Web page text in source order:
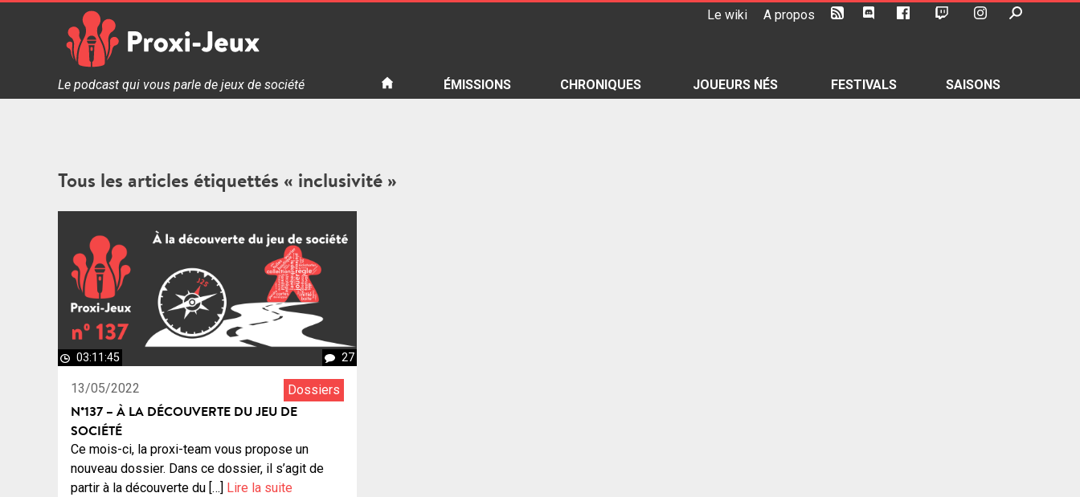
Le wiki A propos
Proxi Jeux - Le podcast qui vous parle de jeux de société
Le podcast qui vous parle de jeux de société ÉMISSIONS CHRONIQUES JOUEURS NÉS FESTIVALS SAISONS
Tous les articles étiquettés « inclusivité »
03:11:45 27
13/05/2022 Dossiers
N°137 – À LA DÉCOUVERTE DU JEU DE
SOCIÉTÉ
Ce mois-ci, la proxi-team vous propose un
nouveau dossier. Dans ce dossier, il s’agit de
partir à la découverte du […]
Lire la suite